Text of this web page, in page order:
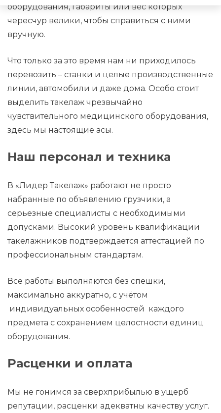
оборудования, габариты или вес которых
чересчур велики, чтобы справиться с ними
вручную.
Что только за это время нам ни приходилось
перевозить – станки и целые производственные
линии, автомобили и даже дома. Особо стоит
выделить такелаж чрезвычайно
чувствительного медицинского оборудования,
здесь мы настоящие асы.
Наш персонал и техника
В «Лидер Такелаж» работают не просто
набранные по объявлению грузчики, а
серьезные специалисты с необходимыми
допусками. Высокий уровень квалификации
такелажников подтверждается аттестацией по
профессиональным стандартам.
Все работы выполняются без спешки,
максимально аккуратно, с учётом
индивидуальных особенностей каждого
предмета с сохранением целостности единиц
оборудования.
Расценки и оплата
Мы не гонимся за сверхприбылью в ущерб
репутации, расценки адекватны качеству услуг.